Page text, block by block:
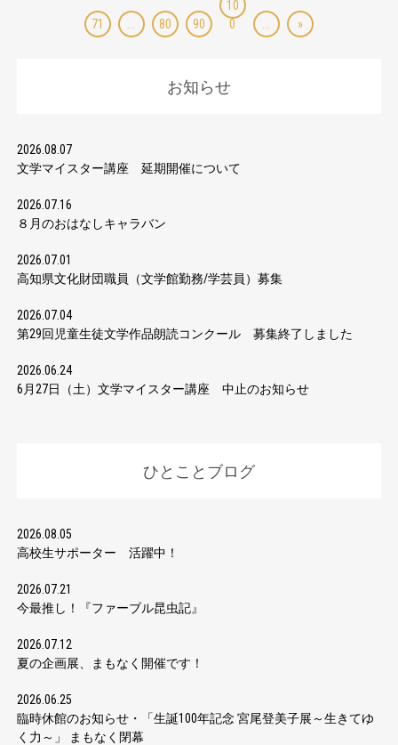
71 80 90
10
0
»
お知らせ
2026.08.07
文学マイスター講座 延期開催について
2026.07.16
８月のおはなしキャラバン
2026.07.01
高知県文化財団職員（文学館勤務/学芸員）募集
2026.07.04
第29回児童生徒文学作品朗読コンクール 募集終了しました
2026.06.24
6月27日（土）文学マイスター講座 中止のお知らせ
ひとことブログ
2026.08.05
高校生サポーター 活躍中！
2026.07.21
今最推し！『ファーブル昆虫記』
2026.07.12
夏の企画展、まもなく開催です！
2026.06.25
臨時休館のお知らせ・「生誕100年記念 宮尾登美子展～生きてゆ
く力～」 まもなく閉幕